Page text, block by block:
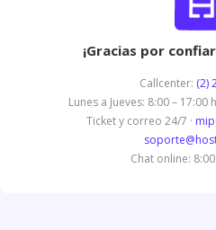
¡Gracias por
Callcenter: (2)
Lunes a Jueves: 8:00 –
Ticket y correo 24/7 ·
Chat online: